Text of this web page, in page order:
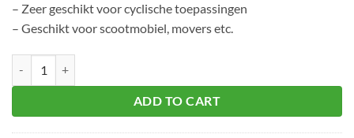
– Zeer geschikt voor cyclische toepassingen
– Geschikt voor scootmobiel, movers etc.
ADD TO CART